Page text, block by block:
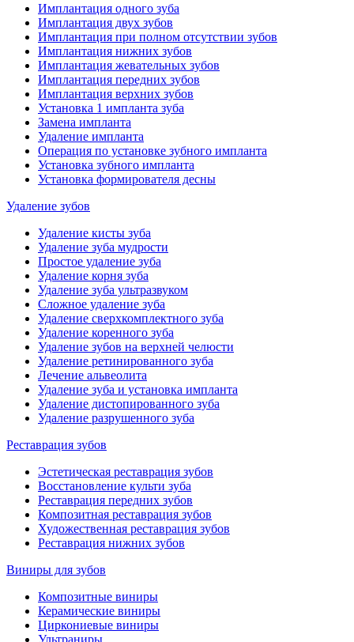
Имплантация одного зуба
Имплантация двух зубов
Имплантация при полном отсутствии зубов
Имплантация нижних зубов
Имплантация жевательных зубов
Имплантация передних зубов
Имплантация верхних зубов
Установка 1 импланта зуба
Замена импланта
Удаление импланта
Операция по установке зубного импланта
Установка зубного импланта
Установка формирователя десны
Удаление зубов
Удаление кисты зуба
Удаление зуба мудрости
Простое удаление зуба
Удаление корня зуба
Удаление зуба ультразвуком
Сложное удаление зуба
Удаление сверхкомплектного зуба
Удаление коренного зуба
Удаление зубов на верхней челюсти
Удаление ретинированного зуба
Лечение альвеолита
Удаление зуба и установка импланта
Удаление дистопированного зуба
Удаление разрушенного зуба
Реставрация зубов
Эстетическая реставрация зубов
Восстановление культи зуба
Реставрация передних зубов
Композитная реставрация зубов
Художественная реставрация зубов
Реставрация нижних зубов
Виниры для зубов
Композитные виниры
Керамические виниры
Циркониевые виниры
Ультраниры